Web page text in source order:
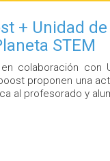
+ Unidad
STEM
en colaboración con
proponen una
al profesorado y